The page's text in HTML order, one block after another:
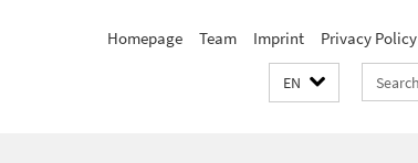
Homepage Team Imprint Privacy Policy
EN
Search
terms